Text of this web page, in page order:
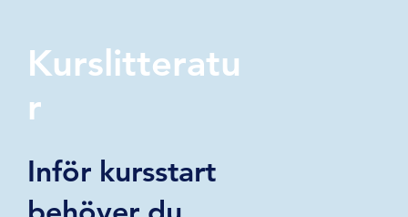
Kurslitteratu
r
Inför kursstart